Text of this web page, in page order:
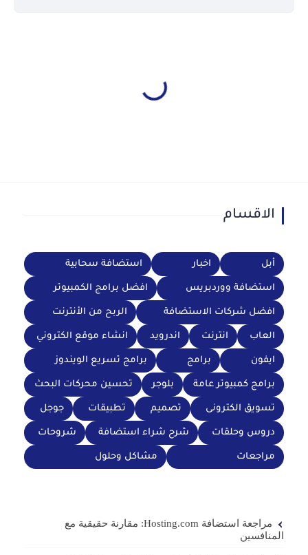
الاقسام
أبل اخبار استضافة سحابية
استضافة ووردبريس افضل برامج الكمبيوتر
افضل شركات الاستضافة الربح من الأنترنت
العاب انترنت اندرويد انشاء موقع الكتروني
ايفون برامج برامج تسريع الويندوز
برامج كمبيوتر عامة بلوجر تحسين محركات البحث
تسويق الكترونى تصميم تطبيقات جوجل
دروس وحلقات شرح شراء استضافة شروحات
مراجعات مشاكل وحلول
مراجعة استضافة Hosting.com: مقارنة حقيقية مع
المنافسين